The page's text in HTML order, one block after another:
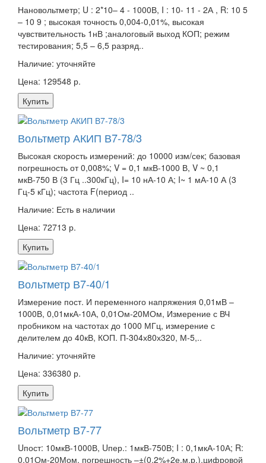
Нановольтметр; U : 2*10– 4 - 1000В, I : 10- 11 - 2А , R: 10 5
– 10 9 ; высокая точность 0,004-0,01%, высокая
чувствительность 1нВ ;аналоговый выход КОП; режим
тестирования; 5,5 – 6,5 разряд..
Наличие: уточняйте
Цена: 129548 р.
Купить
Вольтметр АКИП В7-78/3
Высокая скорость измерений: до 10000 изм/сек; базовая
погрешность от 0,008%; V = 0,1 мкВ-1000 В, V ~ 0,1
мкВ-750 В (3 Гц ..300кГц), I= 10 нА-10 А; I~ 1 мА-10 А (3
Гц-5 кГц); частота F(период ..
Наличие: Есть в наличии
Цена: 72713 р.
Купить
Вольтметр В7-40/1
Измерение пост. И переменного напряжения 0,01мВ –
1000В, 0,01мкА-10А, 0,01Ом-20МОм, Измерение с ВЧ
пробником на частотах до 1000 МГц, измерение с
делителем до 40кВ, КОП. П-304х80х320, М-5,..
Наличие: уточняйте
Цена: 336380 р.
Купить
Вольтметр В7-77
Uпост: 10мкВ-1000В, Uпер.: 1мкВ-750В; I : 0,1мкА-10А; R:
0,01Ом-20Мом, погрешность –±(0,2%+2е.м.р.),цифровой